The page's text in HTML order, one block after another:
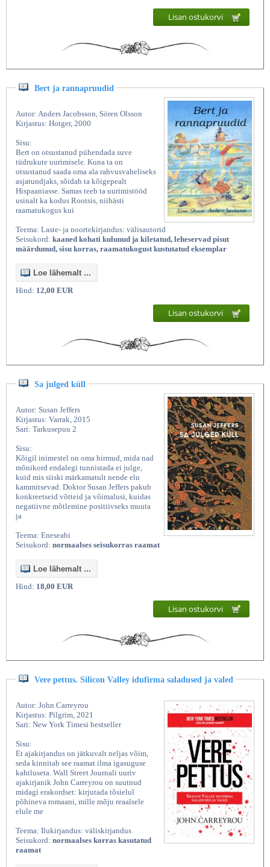
Lisan ostukorvi
Bert ja rannapruudid
Autor: Anders Jacobsson, Sören Olsson
Kirjastus: Hotger, 2000
Sisu:
Bert on otsustanud pühendada suve
tüdrukute uurimisele. Kuna ta on
otsustanud saada oma ala rahvusvaheliseks
asjatundjaks, sõidab ta kõigepealt
Hispaaniasse. Samas teeb ta uurimistööd
usinalt ka kodus Rootsis, niihästi
raamatukogus kui
Teema: Laste- ja noortekirjandus: välisautorid
Seisukord: kaaned kohati kulunud ja kiletatud, leheservad pisut
määrdunud, sisu korras, raamatukogust kustutatud eksemplar
Loe lähemalt ...
Hind: 12,00 EUR
Lisan ostukorvi
Sa julged küll
Autor: Susan Jeffers
Kirjastus: Varrak, 2015
Sari: Tarkusepuu 2
Sisu:
Kõigil inimestel on oma hirmud, mida nad
mõnikord endalegi tunnistada ei julge,
kuid mis siiski märkamatult nende elu
kammitsevad. Doktor Susan Jeffers pakub
konkreetseid võtteid ja võimalusi, kuidas
negatiivne mõtlemine positiivseks muuta
ja
Teema: Eneseabi
Seisukord: normaalses seisukorras raamat
Loe lähemalt ...
Hind: 18,00 EUR
Lisan ostukorvi
Vere pettus. Silicon Valley idufirma saladused ja valed
Autor: John Carreyrou
Kirjastus: Pilgrim, 2021
Sari: New York Timesi bestseller
Sisu:
Et ajakirjandus on jätkuvalt neljas võim,
seda kinnitab see raamat ilma igasuguse
kahtluseta. Wall Street Journali uuriv
ajakirjanik John Carreyrou on suutnud
midagi erakordset: kirjutada tõsielul
põhineva romaani, mille mõju reaalsele
elule me
Teema: Ilukirjandus: väliskirjandus
Seisukord: normaalses korras kasutatud
raamat